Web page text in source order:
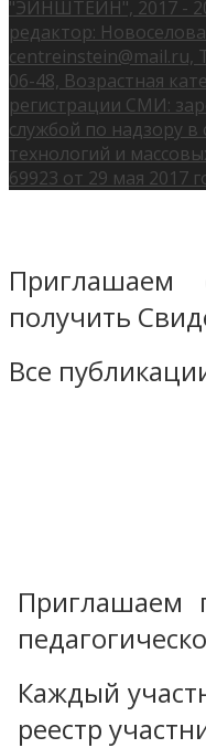
"ЭЙНШТЕЙН", 2017 -
редактор:
centreinstein@mail.ru,
06-48, Возрастная
регистрации СМИ:
службой по надзору
технологий и
69923 от 29 мая 2017
Приглашаем
получить
Все
Приглашаем
Каждый
реестр